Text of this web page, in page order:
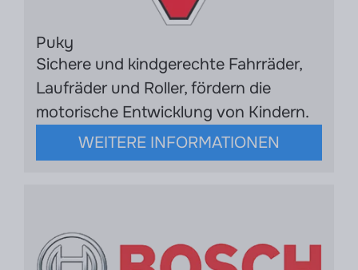
Puky
Sichere und kindgerechte Fahrräder,
Laufräder und Roller, fördern die
motorische Entwicklung von Kindern.
WEITERE INFORMATIONEN